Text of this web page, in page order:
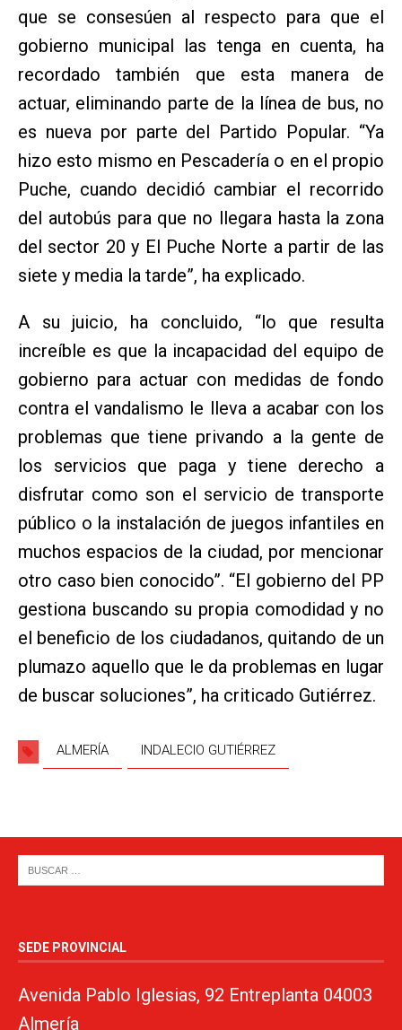
que se consesúen al respecto para que el
gobierno municipal las tenga en cuenta, ha
recordado también que esta manera de
actuar, eliminando parte de la línea de bus, no
es nueva por parte del Partido Popular. “Ya
hizo esto mismo en Pescadería o en el propio
Puche, cuando decidió cambiar el recorrido
del autobús para que no llegara hasta la zona
del sector 20 y El Puche Norte a partir de las
siete y media la tarde”, ha explicado.
A su juicio, ha concluido, “lo que resulta
increíble es que la incapacidad del equipo de
gobierno para actuar con medidas de fondo
contra el vandalismo le lleva a acabar con los
problemas que tiene privando a la gente de
los servicios que paga y tiene derecho a
disfrutar como son el servicio de transporte
público o la instalación de juegos infantiles en
muchos espacios de la ciudad, por mencionar
otro caso bien conocido”. “El gobierno del PP
gestiona buscando su propia comodidad y no
el beneficio de los ciudadanos, quitando de un
plumazo aquello que le da problemas en lugar
de buscar soluciones”, ha criticado Gutiérrez.
ALMERÍA INDALECIO GUTIÉRREZ
SEDE PROVINCIAL
Avenida Pablo Iglesias, 92 Entreplanta 04003
Almería